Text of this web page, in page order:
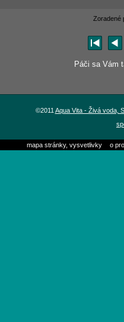
Zoradené
Páči sa Vám
©2011 Aqua Vita - Živá voda,
mapa stránky, vysvetlivky o